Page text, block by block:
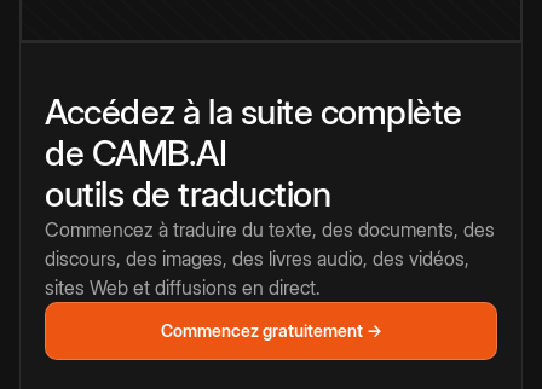
Accédez à la suite complète
de CAMB.AI
outils de traduction
Commencez à traduire du texte, des documents, des
discours, des images, des livres audio, des vidéos,
sites Web et diffusions en direct.
Commencez gratuitement →